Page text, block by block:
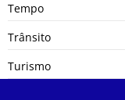
Tempo
Trânsito
Turismo